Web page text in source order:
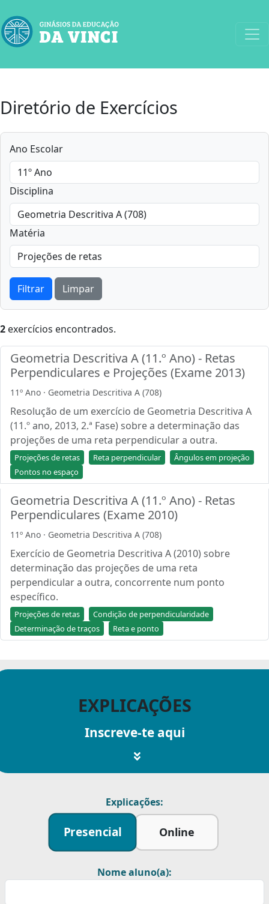
Diretório de Exercícios
Ano Escolar
Disciplina
Matéria
Filtrar Limpar
2 exercícios encontrados.
Geometria Descritiva A (11.º Ano) - Retas
Perpendiculares e Projeções (Exame 2013)
11º Ano · Geometria Descritiva A (708)
Resolução de um exercício de Geometria Descritiva A
(11.º ano, 2013, 2.ª Fase) sobre a determinação das
projeções de uma reta perpendicular a outra.
Projeções de retas Reta perpendicular
Ângulos em projeção
Pontos no espaço
Geometria Descritiva A (11.º Ano) - Retas
Perpendiculares (Exame 2010)
11º Ano · Geometria Descritiva A (708)
Exercício de Geometria Descritiva A (2010) sobre
determinação das projeções de uma reta
perpendicular a outra, concorrente num ponto
específico.
Projeções de retas
Condição de perpendicularidade
Determinação de traços
Reta e ponto
EXPLICAÇÕES
Inscreve-te aqui
Explicações:
Presencial Online
Nome aluno(a):